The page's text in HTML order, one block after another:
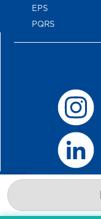
EPS
PQRS